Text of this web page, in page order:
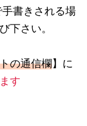
書きされる場
下さい。
の通信欄】に
す